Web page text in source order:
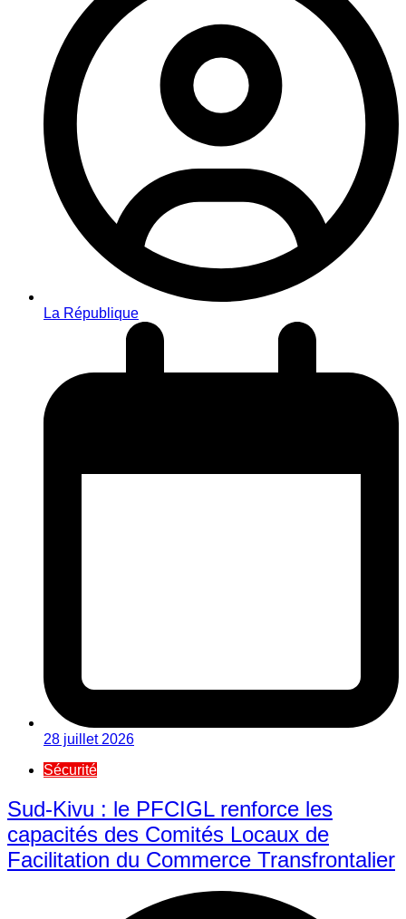
La République
28 juillet 2026
Sécurité
Sud-Kivu : le PFCIGL renforce les
capacités des Comités Locaux de
Facilitation du Commerce Transfrontalier